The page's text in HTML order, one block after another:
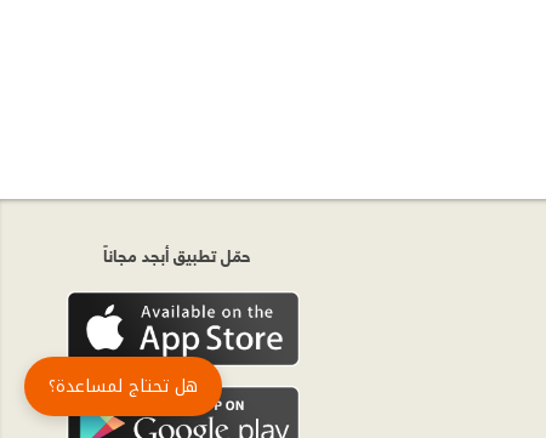
حمّل تطبيق أبجد مجاناً
هل تحتاج لمساعدة؟